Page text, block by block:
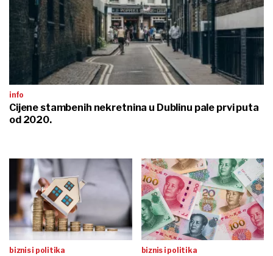
info
Cijene stambenih nekretnina u Dublinu pale prvi puta
od 2020.
biznis i politika biznis i politika